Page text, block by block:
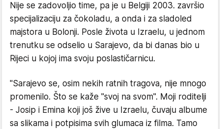
Nije se zadovoljio time, pa je u Belgiji 2003. završio
specijalizaciju za čokoladu, a onda i za sladoled
majstora u Bolonji. Posle života u Izraelu, u jednom
trenutku se odselio u Sarajevo, da bi danas bio u
Rijeci u kojoj ima svoju poslastičarnicu.
"Sarajevo se, osim nekih ratnih tragova, nije mnogo
promenilo. Što se kaže "svoj na svom". Moji roditelji
- Josip i Emina koji još žive u Izraelu, čuvaju albume
sa slikama i potpisima svih glumaca iz filma. Tamo